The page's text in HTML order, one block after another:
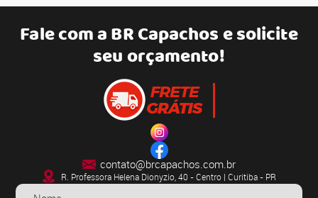
Fale com aBR Capachose solicite
seu orçamento!
contato@brcapachos.com.br
R. Professora Helena Dionyzio, 40 - Centro | Curitiba - PR